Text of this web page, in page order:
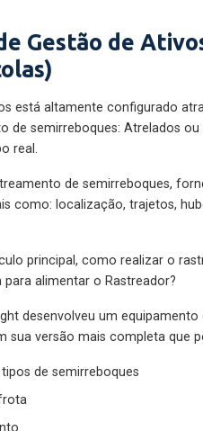
Gestão de
está altamente configurado
de semirreboques: Atrelados
real.
de semirreboques,
como: localização, trajetos,
principal, como realizar o
alimentar o Rastreador?
desenvolveu um
sua versão mais completa que
de semirreboques